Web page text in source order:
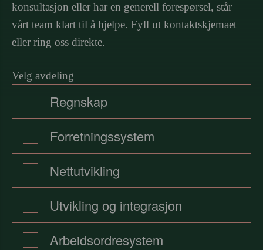
konsultasjon eller har en generell forespørsel, står
vårt team klart til å hjelpe. Fyll ut kontaktskjemaet
eller ring oss direkte.
Velg avdeling
Regnskap
Forretningssystem
Nettutvikling
Utvikling og integrasjon
Arbeidsordresystem